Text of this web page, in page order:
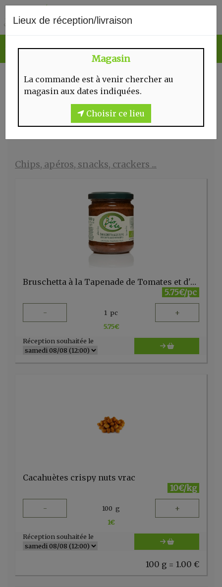
Lieux de réception/livraison
Magasin
La commande est à venir chercher au
magasin aux dates indiquées.
Choisir ce lieu
CHIPS, APÉROS, SNACKS,
CRACKERS ...
Chips, apéros, snacks, crackers ...
Bruschetta à la Tapenade de Tomates et d'Olives 180gr Bio e te
5.75€/pc
- 1 pc +
5.75€
Réception souhaitée le
Cacahuètes crispy nuts vrac
10€/kg
- 100 g +
1€
Réception souhaitée le
100 g = 1.00 €